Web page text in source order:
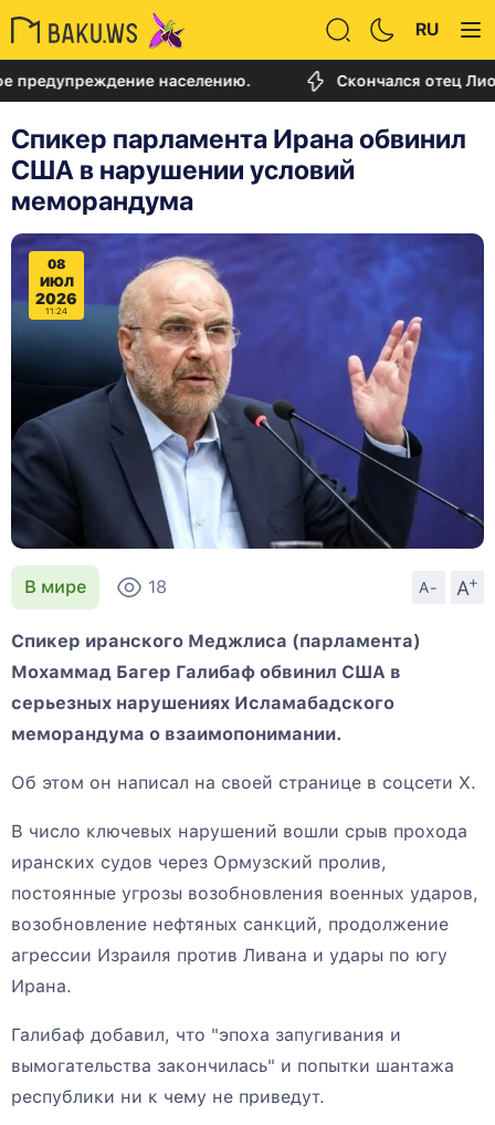
RU
населению. Скончался отец Лионеля
Спикер парламента Ирана обвинил
США в нарушении условий
меморандума
08
ИЮЛ
2026
11:24
В мире 18 A- A
+
Спикер иранского Меджлиса (парламента)
Мохаммад Багер Галибаф обвинил США в
серьезных нарушениях Исламабадского
меморандума о взаимопонимании.
Об этом он написал на своей странице в соцсети X.
В число ключевых нарушений вошли срыв прохода
иранских судов через Ормузский пролив,
постоянные угрозы возобновления военных ударов,
возобновление нефтяных санкций, продолжение
агрессии Израиля против Ливана и удары по югу
Ирана.
Галибаф добавил, что "эпоха запугивания и
вымогательства закончилась" и попытки шантажа
республики ни к чему не приведут.